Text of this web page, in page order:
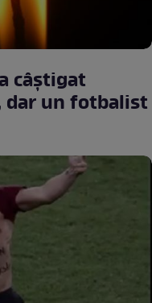
câştigat
dar un fotbalist